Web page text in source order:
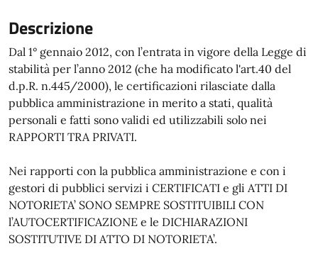
Descrizione
Dal 1° gennaio 2012, con l’entrata in vigore della Legge di
stabilità per l’anno 2012 (che ha modificato l'art.40 del
d.p.R. n.445/2000), le certificazioni rilasciate dalla
pubblica amministrazione in merito a stati, qualità
personali e fatti sono validi ed utilizzabili solo nei
RAPPORTI TRA PRIVATI.
Nei rapporti con la pubblica amministrazione e con i
gestori di pubblici servizi i CERTIFICATI e gli ATTI DI
NOTORIETA’ SONO SEMPRE SOSTITUIBILI CON
l’AUTOCERTIFICAZIONE e le DICHIARAZIONI
SOSTITUTIVE DI ATTO DI NOTORIETA’.